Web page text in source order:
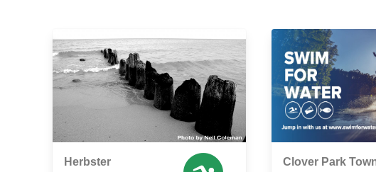
Herbster
Clover Park